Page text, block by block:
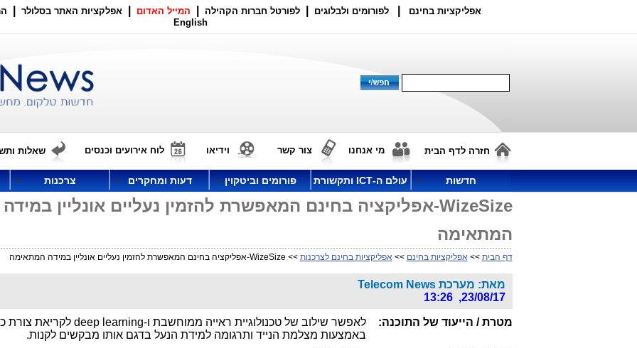
אפליקציות בחינם לפורומים ולבלוגים לפורטל חברות הקהילה המייל האדום אפלקציות האתר בסלולר
English
חזרה לדף הבית מי אנחנו צור קשר וידיאו לוח אירועים וכנסים שאלות
חדשות עולם ה-ICT ותקשורת פורומים וביטקוין דעות ומחקרים צרכנות
WizeSize-אפליקציה בחינם המאפשרת להזמין נעליים אונליין במידה
המתאימה
דף הבית >> אפליקציות בחינם >> אפליקציות בחינם לצרכנות >> WizeSize-אפליקציה בחינם המאפשרת להזמין נעליים אונליין במידה המתאימה
מאת: מערכת Telecom News
23/08/17, 13:26
מטרת / הייעוד של התוכנה: לאפשר שילוב של טכנולוגיית ראייה ממוחשבת ו-deep learning לקריאת צורת
באמצעות מצלמת הנייד ותרגומה למידת הנעל בדגם אותו מבקשים לקנות.